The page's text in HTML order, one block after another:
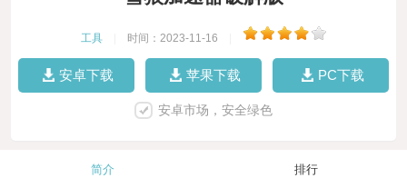
工具 时间：2023-11-16
安卓下载 苹果下载 PC下载
安卓市场，安全绿色
简介 排行